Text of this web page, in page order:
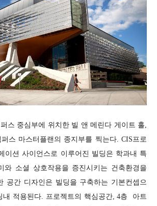
스 중심부에 위치한 빌 앤 메린다 게이트 홀,
스 마스터플랜의 종지부를 찍는다. CIS프로
이션 사이언스로 이루어진 빌딩은 학과내 특
와 소셜 상호작용을 증진시키는 건축환경을
공간 디자인은 빌딩을 구축하는 기본컨셉으
내 적용된다. 프로젝트의 핵심공간, 4층 아트